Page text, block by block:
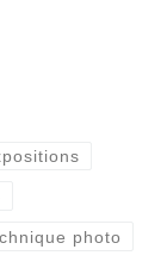
photo